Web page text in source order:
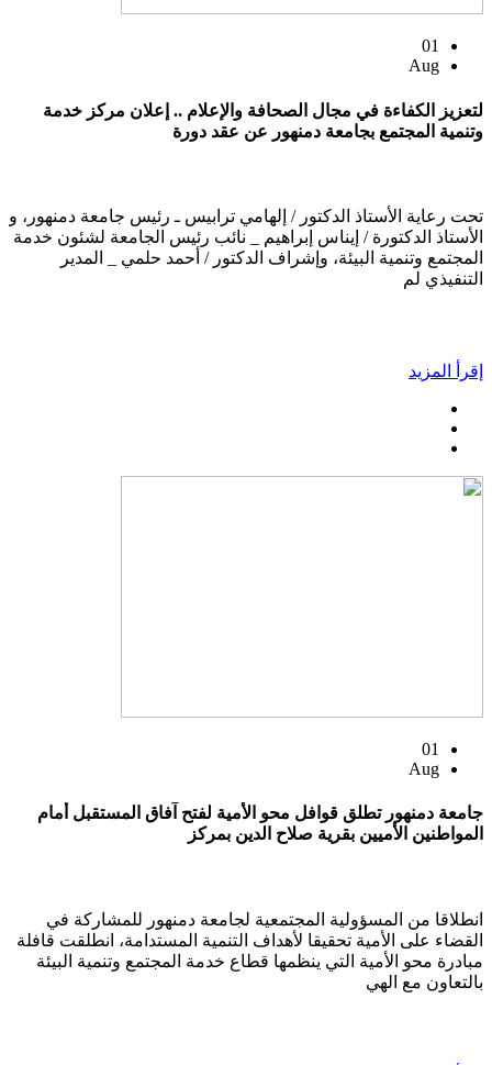
01
Aug
لتعزيز الكفاءة في مجال الصحافة والإعلام .. إعلان مركز خدمة
وتنمية المجتمع بجامعة دمنهور عن عقد دورة
تحت رعاية الأستاذ الدكتور / إلهامي ترابيس ـ رئيس جامعة دمنهور، و
الأستاذ الدكتورة / إيناس إبراهيم _ نائب رئيس الجامعة لشئون خدمة
المجتمع وتنمية البيئة، وإشراف الدكتور / أحمد حلمي _ المدير
التنفيذي لم
إقرأ المزيد
01
Aug
جامعة دمنهور تطلق قوافل محو الأمية لفتح آفاق المستقبل أمام
المواطنين الأميين بقرية صلاح الدين بمركز
انطلاقا من المسؤولية المجتمعية لجامعة دمنهور للمشاركة في
القضاء على الأمية تحقيقا لأهداف التنمية المستدامة، انطلقت قافلة
مبادرة محو الأمية التي ينظمها قطاع خدمة المجتمع وتنمية البيئة
بالتعاون مع الهي